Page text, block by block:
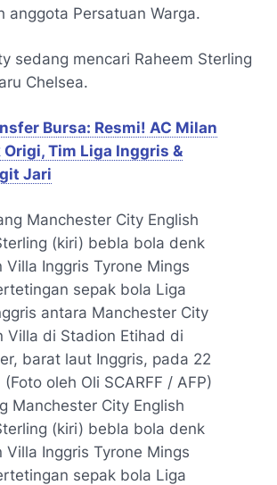
anggota Persatuan Warga.
sedang mencari Raheem Sterling
Chelsea.
Bursa: Resmi! AC Milan
Tim Liga Inggris &
Jari
Manchester City English
(kiri) bebla bola denk
Villa Inggris Tyrone Mings
sepak bola Liga